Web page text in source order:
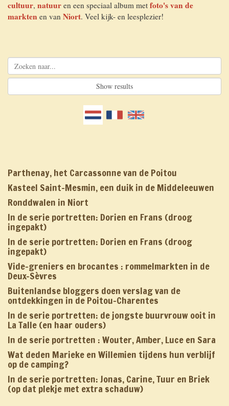
cultuur, natuur en een speciaal album met foto's van de
markten en van Niort. Veel kijk- en leesplezier!
Parthenay, het Carcassonne van de Poitou
Kasteel Saint-Mesmin, een duik in de Middeleeuwen
Ronddwalen in Niort
In de serie portretten: Dorien en Frans (droog
ingepakt)
In de serie portretten: Dorien en Frans (droog
ingepakt)
Vide-greniers en brocantes : rommelmarkten in de
Deux-Sèvres
Buitenlandse bloggers doen verslag van de
ontdekkingen in de Poitou-Charentes
In de serie portretten: de jongste buurvrouw ooit in
La Talle (en haar ouders)
In de serie portretten : Wouter, Amber, Luce en Sara
Wat deden Marieke en Willemien tijdens hun verblijf
op de camping?
In de serie portretten: Jonas, Carine, Tuur en Briek
(op dat plekje met extra schaduw)